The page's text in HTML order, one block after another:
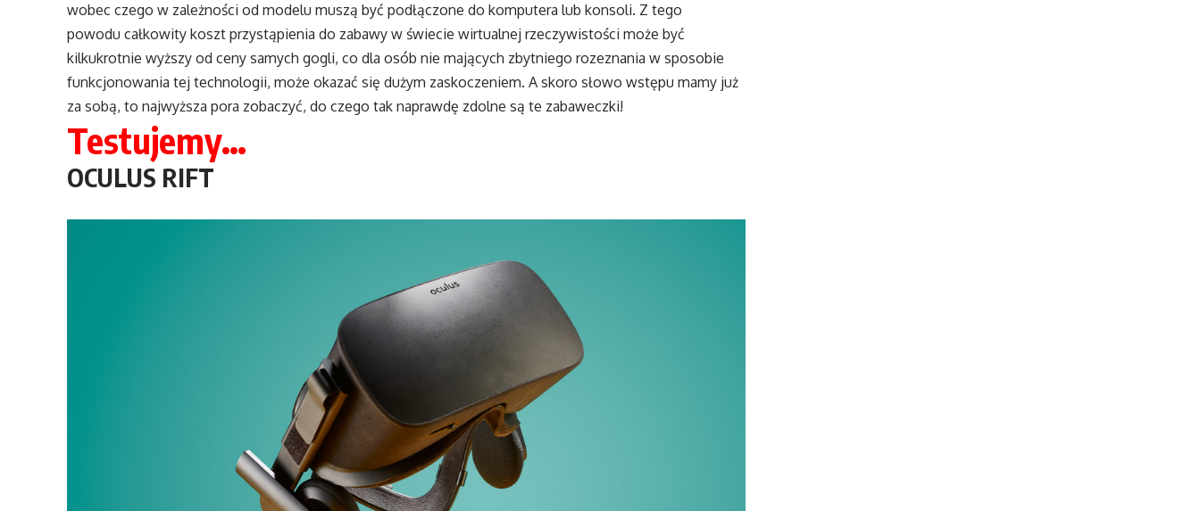
wobec czego w zależności od modelu muszą być podłączone do komputera lub konsoli. Z tego
powodu całkowity koszt przystąpienia do zabawy w świecie wirtualnej rzeczywistości może być
kilkukrotnie wyższy od ceny samych gogli, co dla osób nie mających zbytniego rozeznania w sposobie
funkcjonowania tej technologii, może okazać się dużym zaskoczeniem. A skoro słowo wstępu mamy już
za sobą, to najwyższa pora zobaczyć, do czego tak naprawdę zdolne są te zabaweczki!
Testujemy…
OCULUS RIFT